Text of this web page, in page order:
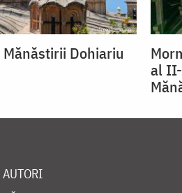
Dohiariu
al
AUTORI